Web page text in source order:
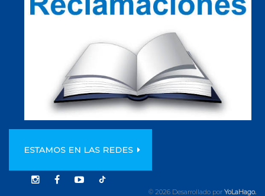
ESTAMOS EN LAS REDES
© 2026 Desarrollado por YoLaHago.